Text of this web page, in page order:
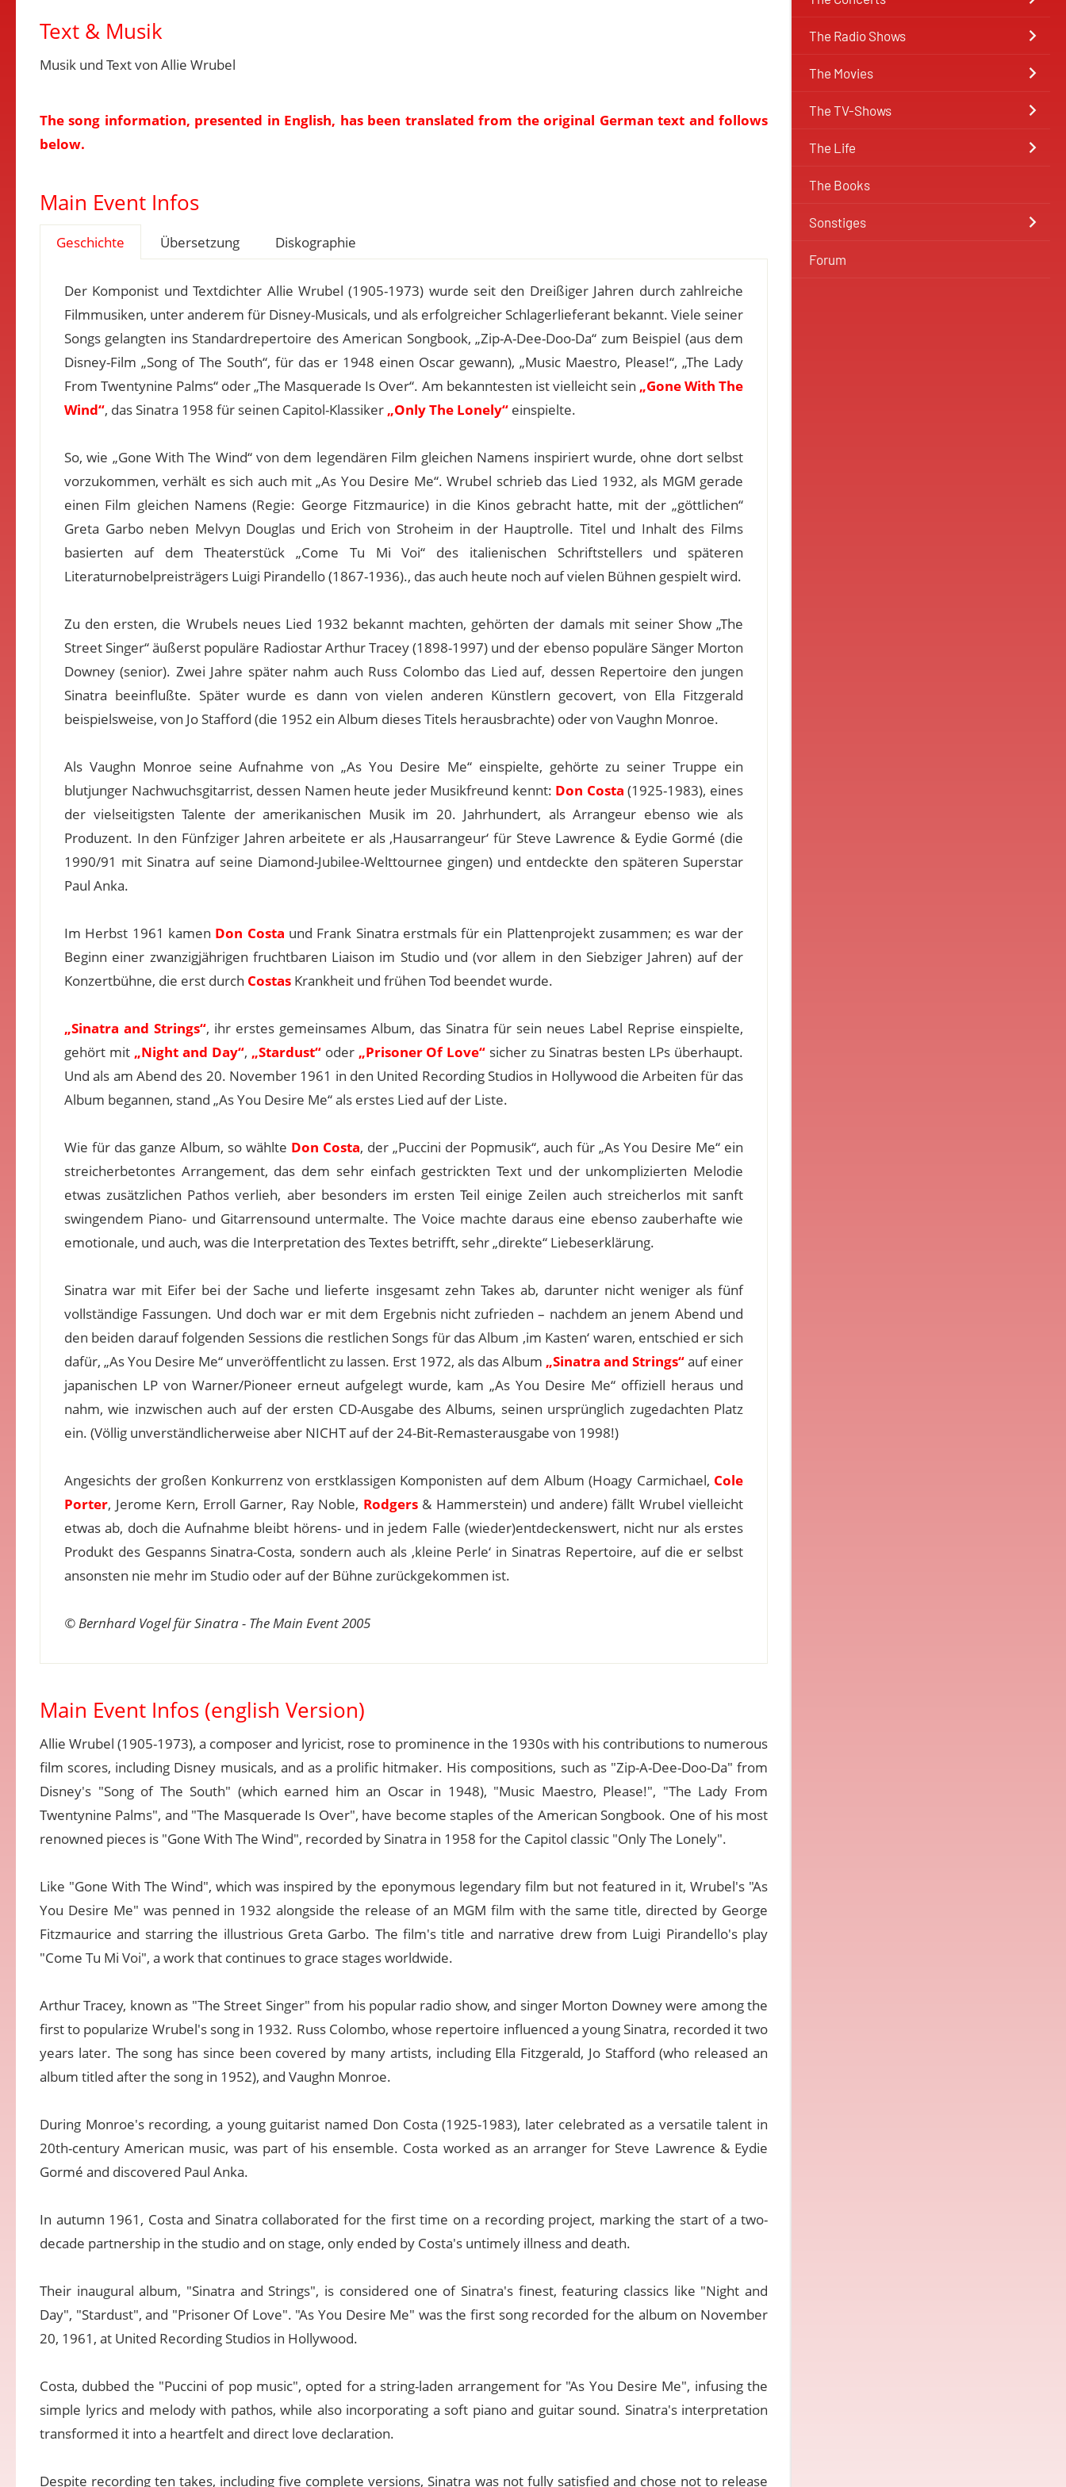
The Radio Shows
The Movies
The TV-Shows
The Life
The Books
Sonstiges
Forum
Text & Musik
Musik und Text von Allie Wrubel
The song information, presented in English, has been translated from the original German text and follows
below.
Main Event Infos
Geschichte Übersetzung Diskographie
Der Komponist und Textdichter Allie Wrubel (1905-1973) wurde seit den Dreißiger Jahren durch zahlreiche
Filmmusiken, unter anderem für Disney-Musicals, und als erfolgreicher Schlagerlieferant bekannt. Viele seiner
Songs gelangten ins Standardrepertoire des American Songbook, „Zip-A-Dee-Doo-Da“ zum Beispiel (aus dem
Disney-Film „Song of The South“, für das er 1948 einen Oscar gewann), „Music Maestro, Please!“, „The Lady
From Twentynine Palms“ oder „The Masquerade Is Over“. Am bekanntesten ist vielleicht sein „Gone With The
Wind“, das Sinatra 1958 für seinen Capitol-Klassiker „Only The Lonely“ einspielte.
So, wie „Gone With The Wind“ von dem legendären Film gleichen Namens inspiriert wurde, ohne dort selbst
vorzukommen, verhält es sich auch mit „As You Desire Me“. Wrubel schrieb das Lied 1932, als MGM gerade
einen Film gleichen Namens (Regie: George Fitzmaurice) in die Kinos gebracht hatte, mit der „göttlichen“
Greta Garbo neben Melvyn Douglas und Erich von Stroheim in der Hauptrolle. Titel und Inhalt des Films
basierten auf dem Theaterstück „Come Tu Mi Voi“ des italienischen Schriftstellers und späteren
Literaturnobelpreisträgers Luigi Pirandello (1867-1936)., das auch heute noch auf vielen Bühnen gespielt wird.
Zu den ersten, die Wrubels neues Lied 1932 bekannt machten, gehörten der damals mit seiner Show „The
Street Singer“ äußerst populäre Radiostar Arthur Tracey (1898-1997) und der ebenso populäre Sänger Morton
Downey (senior). Zwei Jahre später nahm auch Russ Colombo das Lied auf, dessen Repertoire den jungen
Sinatra beeinflußte. Später wurde es dann von vielen anderen Künstlern gecovert, von Ella Fitzgerald
beispielsweise, von Jo Stafford (die 1952 ein Album dieses Titels herausbrachte) oder von Vaughn Monroe.
Als Vaughn Monroe seine Aufnahme von „As You Desire Me“ einspielte, gehörte zu seiner Truppe ein
blutjunger Nachwuchsgitarrist, dessen Namen heute jeder Musikfreund kennt: Don Costa (1925-1983), eines
der vielseitigsten Talente der amerikanischen Musik im 20. Jahrhundert, als Arrangeur ebenso wie als
Produzent. In den Fünfziger Jahren arbeitete er als ‚Hausarrangeur‘ für Steve Lawrence & Eydie Gormé (die
1990/91 mit Sinatra auf seine Diamond-Jubilee-Welttournee gingen) und entdeckte den späteren Superstar
Paul Anka.
Im Herbst 1961 kamen Don Costa und Frank Sinatra erstmals für ein Plattenprojekt zusammen; es war der
Beginn einer zwanzigjährigen fruchtbaren Liaison im Studio und (vor allem in den Siebziger Jahren) auf der
Konzertbühne, die erst durch Costas Krankheit und frühen Tod beendet wurde.
„Sinatra and Strings“, ihr erstes gemeinsames Album, das Sinatra für sein neues Label Reprise einspielte,
gehört mit „Night and Day“, „Stardust“oder „Prisoner Of Love“ sicher zu Sinatras besten LPs überhaupt.
Und als am Abend des 20. November 1961 in den United Recording Studios in Hollywood die Arbeiten für das
Album begannen, stand „As You Desire Me“ als erstes Lied auf der Liste.
Wie für das ganze Album, so wählte Don Costa, der „Puccini der Popmusik“, auch für „As You Desire Me“ ein
streicherbetontes Arrangement, das dem sehr einfach gestrickten Text und der unkomplizierten Melodie
etwas zusätzlichen Pathos verlieh, aber besonders im ersten Teil einige Zeilen auch streicherlos mit sanft
swingendem Piano- und Gitarrensound untermalte. The Voice machte daraus eine ebenso zauberhafte wie
emotionale, und auch, was die Interpretation des Textes betrifft, sehr „direkte“ Liebeserklärung.
Sinatra war mit Eifer bei der Sache und lieferte insgesamt zehn Takes ab, darunter nicht weniger als fünf
vollständige Fassungen. Und doch war er mit dem Ergebnis nicht zufrieden – nachdem an jenem Abend und
den beiden darauf folgenden Sessions die restlichen Songs für das Album ‚im Kasten‘ waren, entschied er sich
dafür, „As You Desire Me“ unveröffentlicht zu lassen. Erst 1972, als das Album „Sinatra and Strings“auf einer
japanischen LP von Warner/Pioneer erneut aufgelegt wurde, kam „As You Desire Me“ offiziell heraus und
nahm, wie inzwischen auch auf der ersten CD-Ausgabe des Albums, seinen ursprünglich zugedachten Platz
ein. (Völlig unverständlicherweise aber NICHT auf der 24-Bit-Remasterausgabe von 1998!)
Angesichts der großen Konkurrenz von erstklassigen Komponisten auf dem Album (Hoagy Carmichael, Cole
Porter, Jerome Kern, Erroll Garner, Ray Noble, Rodgers& Hammerstein) und andere) fällt Wrubel vielleicht
etwas ab, doch die Aufnahme bleibt hörens- und in jedem Falle (wieder)entdeckenswert, nicht nur als erstes
Produkt des Gespanns Sinatra-Costa, sondern auch als ‚kleine Perle‘ in Sinatras Repertoire, auf die er selbst
ansonsten nie mehr im Studio oder auf der Bühne zurückgekommen ist.
© Bernhard Vogel für Sinatra - The Main Event 2005
Main Event Infos (english Version)
Allie Wrubel (1905-1973), a composer and lyricist, rose to prominence in the 1930s with his contributions to numerous
film scores, including Disney musicals, and as a prolific hitmaker. His compositions, such as "Zip-A-Dee-Doo-Da" from
Disney's "Song of The South" (which earned him an Oscar in 1948), "Music Maestro, Please!", "The Lady From
Twentynine Palms", and "The Masquerade Is Over", have become staples of the American Songbook. One of his most
renowned pieces is "Gone With The Wind", recorded by Sinatra in 1958 for the Capitol classic "Only The Lonely".
Like "Gone With The Wind", which was inspired by the eponymous legendary film but not featured in it, Wrubel's "As
You Desire Me" was penned in 1932 alongside the release of an MGM film with the same title, directed by George
Fitzmaurice and starring the illustrious Greta Garbo. The film's title and narrative drew from Luigi Pirandello's play
"Come Tu Mi Voi", a work that continues to grace stages worldwide.
Arthur Tracey, known as "The Street Singer" from his popular radio show, and singer Morton Downey were among the
first to popularize Wrubel's song in 1932. Russ Colombo, whose repertoire influenced a young Sinatra, recorded it two
years later. The song has since been covered by many artists, including Ella Fitzgerald, Jo Stafford (who released an
album titled after the song in 1952), and Vaughn Monroe.
During Monroe's recording, a young guitarist named Don Costa (1925-1983), later celebrated as a versatile talent in
20th-century American music, was part of his ensemble. Costa worked as an arranger for Steve Lawrence & Eydie
Gormé and discovered Paul Anka.
In autumn 1961, Costa and Sinatra collaborated for the first time on a recording project, marking the start of a two-
decade partnership in the studio and on stage, only ended by Costa's untimely illness and death.
Their inaugural album, "Sinatra and Strings", is considered one of Sinatra's finest, featuring classics like "Night and
Day", "Stardust", and "Prisoner Of Love". "As You Desire Me" was the first song recorded for the album on November
20, 1961, at United Recording Studios in Hollywood.
Costa, dubbed the "Puccini of pop music", opted for a string-laden arrangement for "As You Desire Me", infusing the
simple lyrics and melody with pathos, while also incorporating a soft piano and guitar sound. Sinatra's interpretation
transformed it into a heartfelt and direct love declaration.
Despite recording ten takes, including five complete versions, Sinatra was not fully satisfied and chose not to release